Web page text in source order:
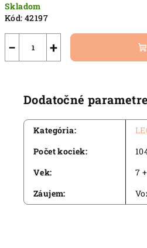
cena:
Skladom
Kód: 42197
+
−
Dodatočné parametre
Kategória:
Počet kociek:
Vek:
7 +
Záujem: